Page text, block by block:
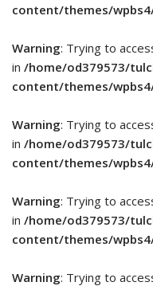
content/themes/
Warning: Trying to
in /home/od379573/
content/themes/
Warning: Trying to
in /home/od379573/
content/themes/
Warning: Trying to
in /home/od379573/
content/themes/
Warning: Trying to